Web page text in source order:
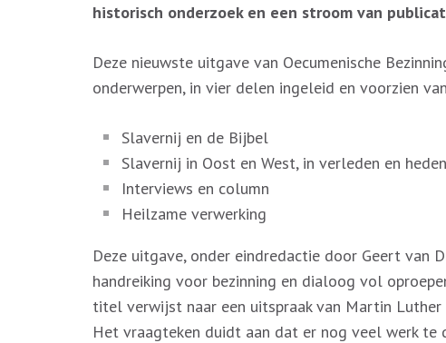
historisch onderzoek en een stroom van
Deze nieuwste uitgave van Oecumenische
onderwerpen, in vier delen ingeleid en voorzien
Slavernij en de Bijbel
Slavernij in Oost en West, in verleden en heden
Interviews en column
Heilzame verwerking
Deze uitgave, onder eindredactie door Geert van
handreiking voor bezinning en dialoog vol
titel verwijst naar een uitspraak van Martin
Het vraagteken duidt aan dat er nog veel werk